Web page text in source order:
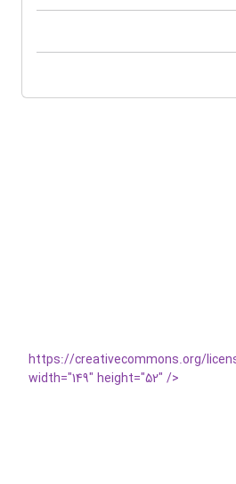
https://creativecommons.org/
width="149" height="52" />